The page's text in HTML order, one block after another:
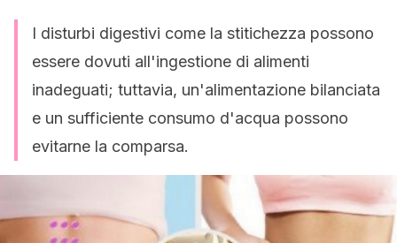
I disturbi digestivi come la stitichezza possono
essere dovuti all'ingestione di alimenti
inadeguati; tuttavia, un'alimentazione bilanciata
e un sufficiente consumo d'acqua possono
evitarne la comparsa.